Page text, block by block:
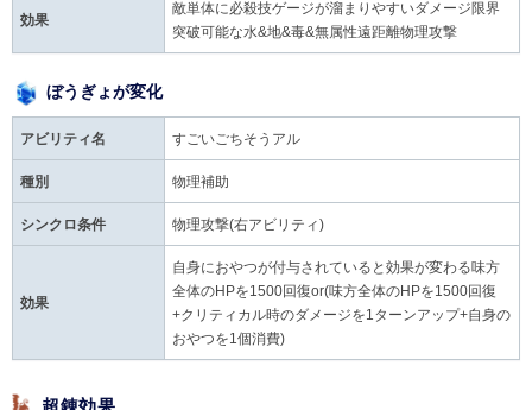
効果
敵単体に必殺技ゲージが溜まりやすいダメージ限界
突破可能な水&地&毒&無属性遠距離物理攻撃
ぼうぎょが変化
アビリティ名 すごいごちそうアル
種別 物理補助
シンクロ条件 物理攻撃(右アビリティ)
効果
自身におやつが付与されていると効果が変わる味方
全体のHPを1500回復or(味方全体のHPを1500回復
+クリティカル時のダメージを1ターンアップ+自身の
おやつを1個消費)
超錬効果